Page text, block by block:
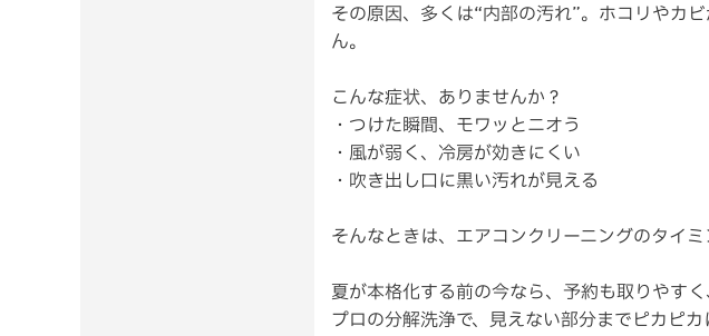
その原因、多くは“内部の汚れ”。ホコリやカ
ん。
こんな症状、ありませんか？
・つけた瞬間、モワッとニオう
・風が弱く、冷房が効きにくい
・吹き出し口に黒い汚れが見える
そんなときは、エアコンクリーニングのタイミ
夏が本格化する前の今なら、予約も取りやす
プロの分解洗浄で、見えない部分までピカピカ